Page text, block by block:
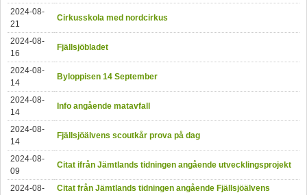
2024-08-
21
Cirkusskola med nordcirkus
2024-08-
16
Fjällsjöbladet
2024-08-
14
Byloppisen 14 September
2024-08-
14
Info angående matavfall
2024-08-
14
Fjällsjöälvens scoutkår prova på dag
2024-08-
09
Citat ifrån Jämtlands tidningen angående utvecklingsprojekt
2024-08-
Citat från Jämtlands tidningen angående Fjällsjöälvens